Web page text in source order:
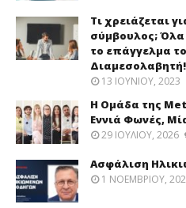
Τι χρειάζεται
σύμβουλος; Όλα
το επάγγελμα
Διαμεσολαβητή!
13 ΙΟΥΝΊΟΥ, 2023
Η Ομάδα της
Εννιά Φωνές,
29 ΙΟΥΛΊΟΥ, 2026
Ασφάλιση
1 ΝΟΕΜΒΡΊΟΥ,